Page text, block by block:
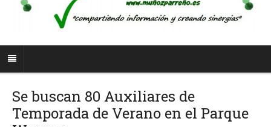
Se buscan 80 Auxiliares de
Temporada de Verano en el Parque